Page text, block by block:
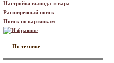
Настройки вывода товара
Расширенный поиск
Поиск по картинкам
Избранное
По технике